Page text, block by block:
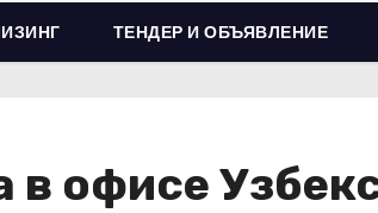
ТЕНДЕР И ОБЪЯВЛЕНИЕ
в офисе